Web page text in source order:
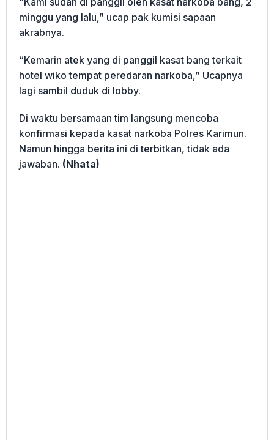
minggu yang lalu,” ucap pak kumisi sapaan
akrabnya.
“Kemarin atek yang di panggil kasat bang terkait
hotel wiko tempat peredaran narkoba,” Ucapnya
lagi sambil duduk di lobby.
Di waktu bersamaan tim langsung mencoba
konfirmasi kepada kasat narkoba Polres Karimun.
Namun hingga berita ini di terbitkan, tidak ada
jawaban. (Nhata)